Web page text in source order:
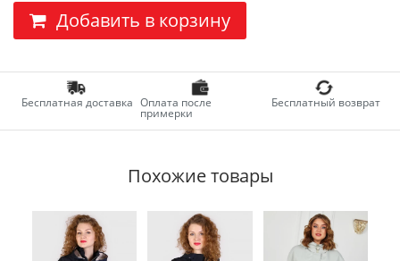
Добавить в корзину
Бесплатная доставка Оплата после
примерки
Бесплатный возврат
Похожие товары